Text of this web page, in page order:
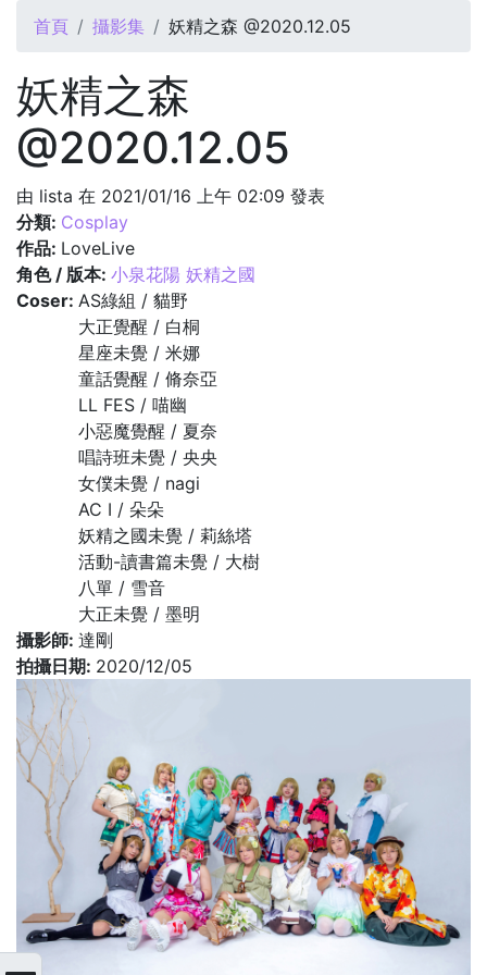
您在這裡
首頁 攝影集 妖精之森 @2020.12.05
妖精之森
@2020.12.05
由 lista 在 2021/01/16 上午 02:09 發表
分類: Cosplay
作品: LoveLive
角色 / 版本: 小泉花陽 妖精之國
Coser: AS綠組 / 貓野
大正覺醒 / 白桐
星座未覺 / 米娜
童話覺醒 / 脩奈亞
LL FES / 喵幽
小惡魔覺醒 / 夏奈
唱詩班未覺 / 央央
女僕未覺 / nagi
AC I / 朵朵
妖精之國未覺 / 莉絲塔
活動-讀書篇未覺 / 大樹
八單 / 雪音
大正未覺 / 墨明
攝影師: 達剛
拍攝日期: 2020/12/05